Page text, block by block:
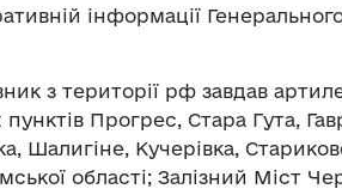
інформації
з території рф завдав
Прогрес, Стара Гута,
Шалигіне, Кучерівка,
області; Залізний Міст